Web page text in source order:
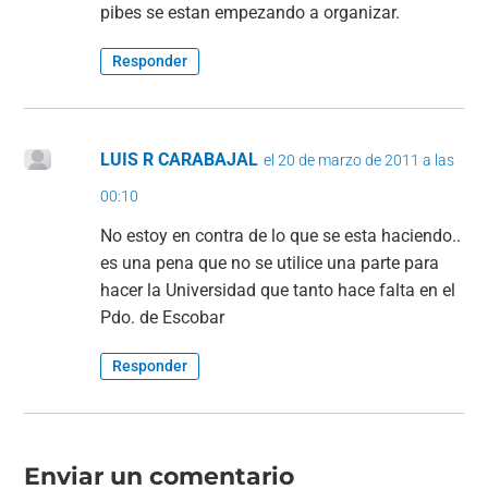
pibes se estan empezando a organizar.
Responder
LUIS R CARABAJAL el 20 de marzo de 2011 a las
00:10
No estoy en contra de lo que se esta haciendo..
es una pena que no se utilice una parte para
hacer la Universidad que tanto hace falta en el
Pdo. de Escobar
Responder
Enviar un comentario